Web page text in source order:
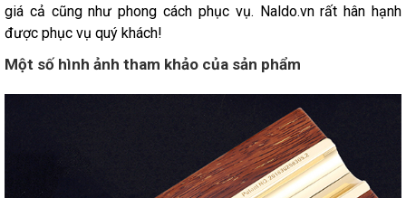
giá cả cũng như phong cách phục vụ. Naldo.vn rất hân hạnh
được phục vụ quý khách!
Một số hình ảnh tham khảo của sản phẩm